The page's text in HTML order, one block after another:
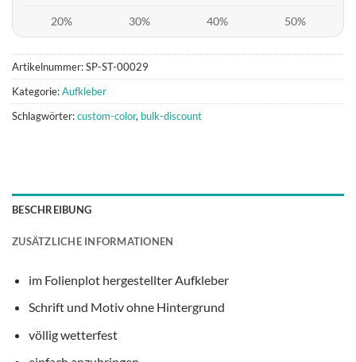
20% 30% 40% 50%
Artikelnummer:SP-ST-00029
Kategorie:Aufkleber
Schlagwörter:custom-color, bulk-discount
BESCHREIBUNG
ZUSÄTZLICHE INFORMATIONEN
im Folienplot hergestellter Aufkleber
Schrift und Motiv ohne Hintergrund
völlig wetterfest